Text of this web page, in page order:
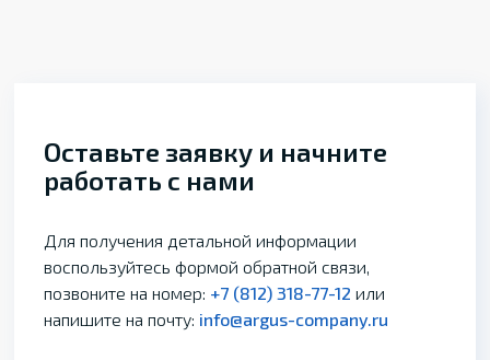
Оставьте заявку и начните
работать с нами
Для получения детальной информации
воспользуйтесь формой обратной связи,
позвоните на номер: +7 (812) 318-77-12 или
напишите на почту: info@argus-company.ru